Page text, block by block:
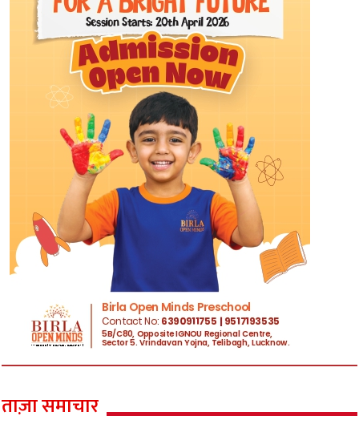
ताज़ा समाचार